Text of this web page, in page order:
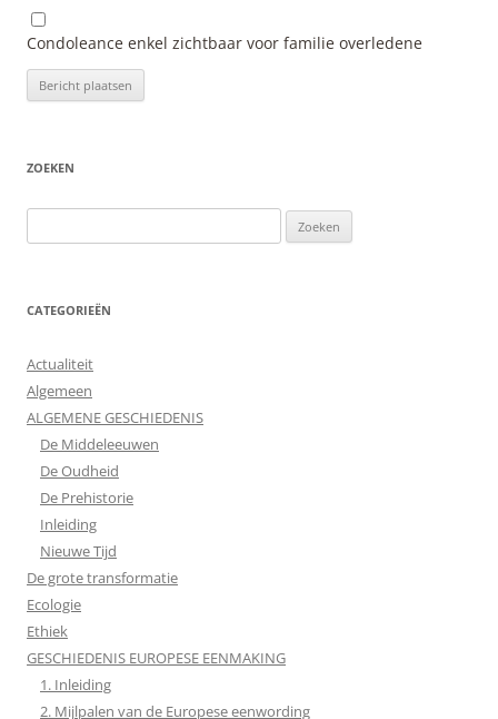
Condoleance enkel zichtbaar voor familie overledene
ZOEKEN
naar:
CATEGORIEËN
Actualiteit
Algemeen
ALGEMENE GESCHIEDENIS
De Middeleeuwen
De Oudheid
De Prehistorie
Inleiding
Nieuwe Tijd
De grote transformatie
Ecologie
Ethiek
GESCHIEDENIS EUROPESE EENMAKING
1. Inleiding
2. Mijlpalen van de Europese eenwording